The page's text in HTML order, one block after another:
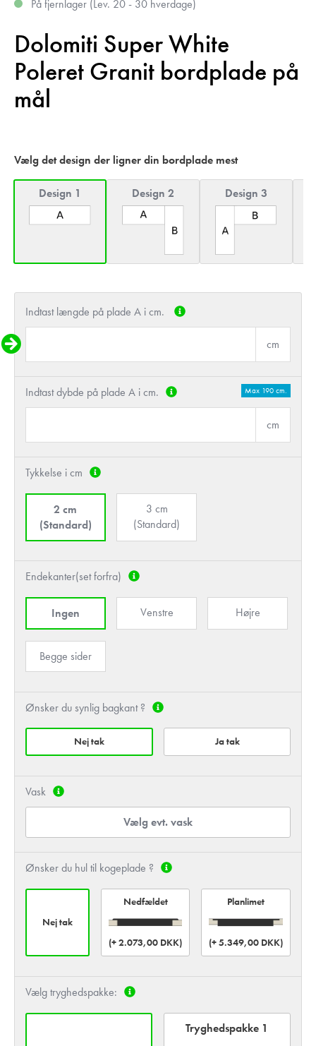
På fjernlager (Lev. 20 - 30 hverdage)
Dolomiti Super White
Poleret Granit bordplade på
mål
Vælg det design der ligner din bordplade mest
Design 1 Design 2 Design 3
Indtast længde på plade A i cm.
cm
Indtast dybde på plade A i cm. Max 190 cm.
cm
Tykkelse i cm
2 cm
(Standard)
3 cm
(Standard)
Endekanter(set forfra)
Ingen Venstre Højre
Begge sider
Ønsker du synlig bagkant ?
Nej tak Ja tak
Vask
Vælg evt. vask
Ønsker du hul til kogeplade ?
Nej tak
Nedfældet
(+ 2.073,00 DKK)
Planlimet
(+ 5.349,00 DKK)
Vælg tryghedspakke:
Tryghedspakke 1